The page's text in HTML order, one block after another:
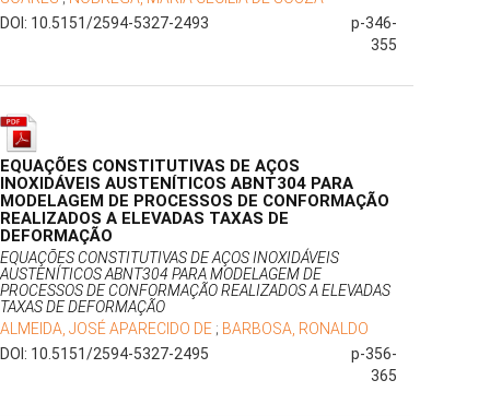
DOI: 10.5151/2594-5327-2493
p-346-
355
EQUAÇÕES CONSTITUTIVAS DE AÇOS
INOXIDÁVEIS AUSTENÍTICOS ABNT304 PARA
MODELAGEM DE PROCESSOS DE CONFORMAÇÃO
REALIZADOS A ELEVADAS TAXAS DE
DEFORMAÇÃO
EQUAÇÕES CONSTITUTIVAS DE AÇOS INOXIDÁVEIS
AUSTENÍTICOS ABNT304 PARA MODELAGEM DE
PROCESSOS DE CONFORMAÇÃO REALIZADOS A ELEVADAS
TAXAS DE DEFORMAÇÃO
ALMEIDA, JOSÉ APARECIDO DE ; BARBOSA, RONALDO
DOI: 10.5151/2594-5327-2495
p-356-
365